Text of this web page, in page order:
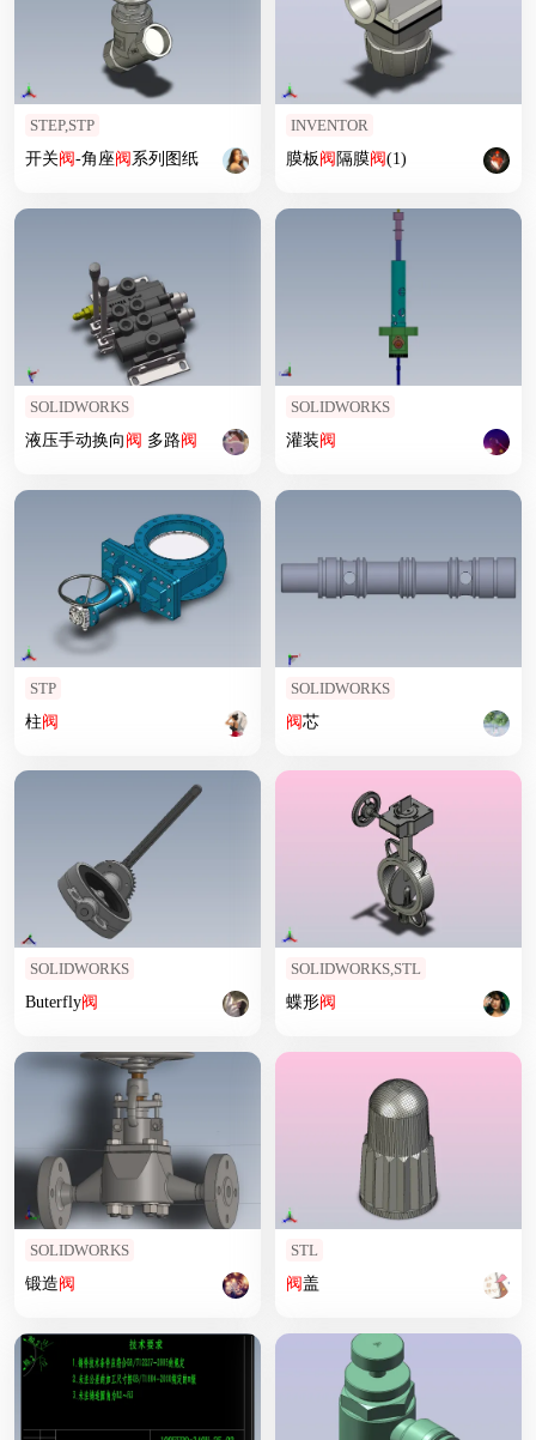
STEP,STP
开关阀-角座阀系列图纸
INVENTOR
膜板阀隔膜阀(1)
SOLIDWORKS
液压手动换向阀 多路阀
SOLIDWORKS
灌装阀
STP
柱阀
SOLIDWORKS
阀芯
SOLIDWORKS
Buterfly阀
SOLIDWORKS,STL
蝶形阀
SOLIDWORKS
锻造阀
STL
阀盖